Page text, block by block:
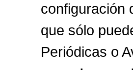
configuración
que sólo
Periódicas o